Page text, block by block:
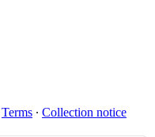
Terms ∙ Collection notice